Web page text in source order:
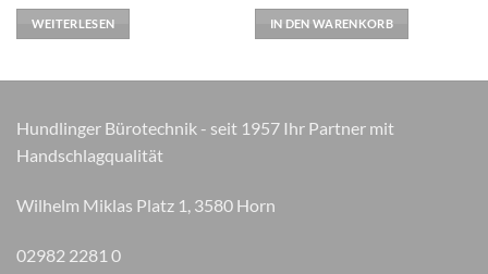
WEITERLESEN IN DEN WARENKORB
Hundlinger Bürotechnik - seit 1957 Ihr Partner mit
Handschlagqualität
Wilhelm Miklas Platz 1, 3580 Horn
02982 2281 0